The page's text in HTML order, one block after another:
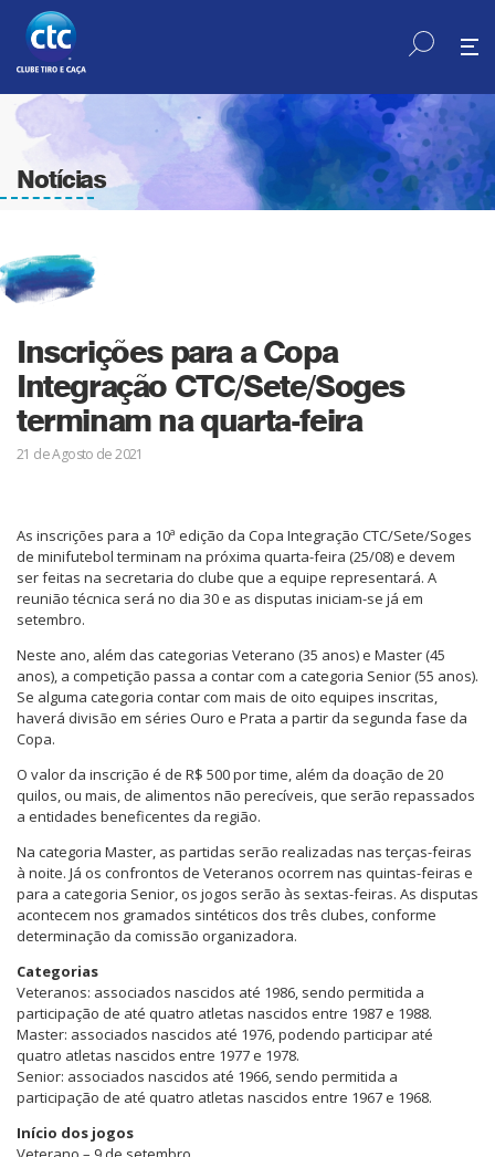
Notícias
Inscrições para a Copa
Integração CTC/Sete/Soges
terminam na quarta-feira
21 de Agosto de 2021
As inscrições para a 10ª edição da Copa Integração CTC/Sete/Soges
de minifutebol terminam na próxima quarta-feira (25/08) e devem
ser feitas na secretaria do clube que a equipe representará. A
reunião técnica será no dia 30 e as disputas iniciam-se já em
setembro.
Neste ano, além das categorias Veterano (35 anos) e Master (45
anos), a competição passa a contar com a categoria Senior (55 anos).
Se alguma categoria contar com mais de oito equipes inscritas,
haverá divisão em séries Ouro e Prata a partir da segunda fase da
Copa.
O valor da inscrição é de R$ 500 por time, além da doação de 20
quilos, ou mais, de alimentos não perecíveis, que serão repassados
a entidades beneficentes da região.
Na categoria Master, as partidas serão realizadas nas terças-feiras
à noite. Já os confrontos de Veteranos ocorrem nas quintas-feiras e
para a categoria Senior, os jogos serão às sextas-feiras. As disputas
acontecem nos gramados sintéticos dos três clubes, conforme
determinação da comissão organizadora.
Categorias
Veteranos: associados nascidos até 1986, sendo permitida a
participação de até quatro atletas nascidos entre 1987 e 1988.
Master: associados nascidos até 1976, podendo participar até
quatro atletas nascidos entre 1977 e 1978.
Senior: associados nascidos até 1966, sendo permitida a
participação de até quatro atletas nascidos entre 1967 e 1968.
Início dos jogos